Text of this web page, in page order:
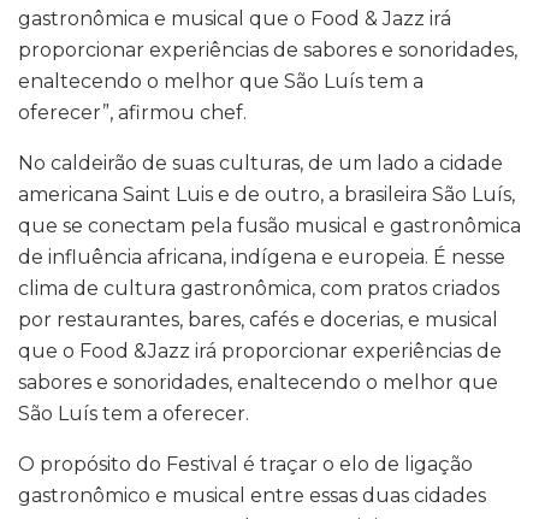
gastronômica e musical que o Food & Jazz irá
proporcionar experiências de sabores e sonoridades,
enaltecendo o melhor que São Luís tem a
oferecer”, afirmou chef.
No caldeirão de suas culturas, de um lado a cidade
americana Saint Luis e de outro, a brasileira São Luís,
que se conectam pela fusão musical e gastronômica
de influência africana, indígena e europeia. É nesse
clima de cultura gastronômica, com pratos criados
por restaurantes, bares, cafés e docerias, e musical
que o Food &Jazz irá proporcionar experiências de
sabores e sonoridades, enaltecendo o melhor que
São Luís tem a oferecer.
O propósito do Festival é traçar o elo de ligação
gastronômico e musical entre essas duas cidades